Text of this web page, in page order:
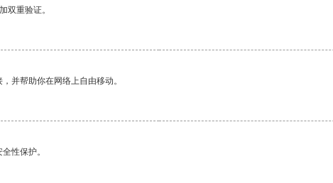
双重验证。
并帮助你在网络上自由移动。
性保护。